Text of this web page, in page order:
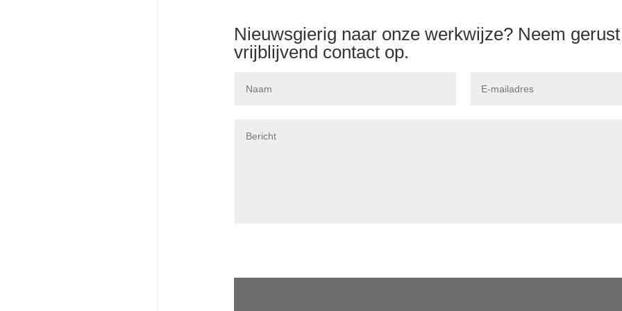
Nieuwsgierig naar onze werkwijze? Neem gerust
vrijblijvend contact op.